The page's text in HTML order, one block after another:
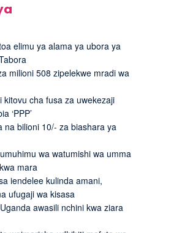
elimu ya alama ya ubora ya
milioni 508 zipelekwe mradi wa
kitovu cha fusa za uwekezaji
‘PPP’
na bilioni 10/- za biashara ya
wa watumishi wa umma
mara
iendelee kulinda amani,
ufugaji wa kisasa
awasili nchini kwa ziara